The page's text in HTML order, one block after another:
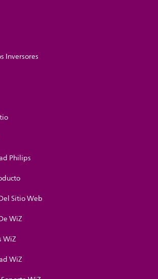
Inversores
Philips
Sitio Web
WiZ
WiZ
WiZ